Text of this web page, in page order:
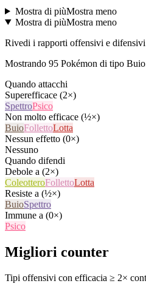
Mostra di piùMostra meno
Mostra di piùMostra meno
Rivedi i rapporti offensivi e
Mostrando 95 Pokémon di tipo
Quando attacchi
Superefficace (2×)
SpettroPsico
Non molto efficace (½×)
BuioFollettoLotta
Nessun effetto (0×)
Nessuno
Quando difendi
Debole a (2×)
ColeotteroFollettoLotta
Resiste a (½×)
BuioSpettro
Immune a (0×)
Psico
Migliori counter
Tipi offensivi con efficacia ≥ 2×